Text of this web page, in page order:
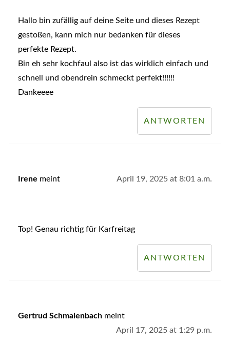
Hallo bin zufällig auf deine Seite und dieses Rezept
gestoßen, kann mich nur bedanken für dieses
perfekte Rezept.
Bin eh sehr kochfaul also ist das wirklich einfach und
schnell und obendrein schmeckt perfekt!!!!!!
Dankeeee
ANTWORTEN
Irene meint April 19, 2025 at 8:01 a.m.
Top! Genau richtig für Karfreitag
ANTWORTEN
Gertrud Schmalenbach meint
April 17, 2025 at 1:29 p.m.